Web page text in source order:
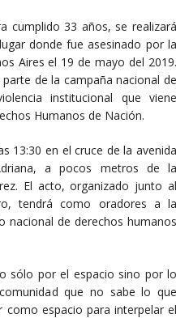
cumplido 33 años, se realizará
donde fue asesinado por la
Aires el 19 de mayo del 2019.
de la campaña nacional de
institucional que viene
Humanos de Nación.
13:30 en el cruce de la avenida
a pocos metros de la
El acto, organizado junto al
tendrá como oradores a la
nacional de derechos humanos
sólo por el espacio sino por lo
que no sabe lo que
como espacio para interpelar el